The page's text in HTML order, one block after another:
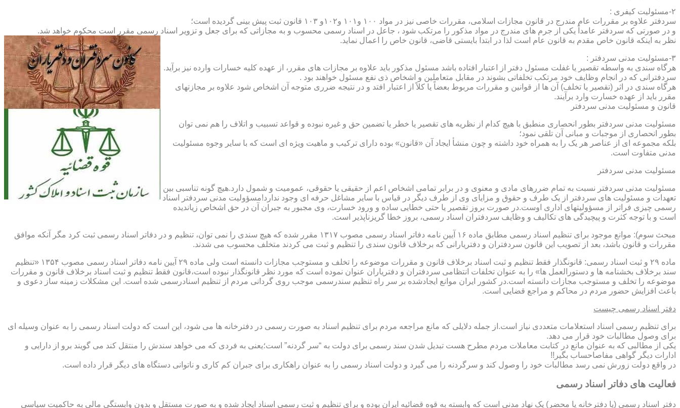
۲-مسئولیت کیفری :
سردفتر علاوه بر مقررات عام مندرج در قانون مجازات اسلامی، مقررات خاصی نیز در مواد ۱۰۰ و۱۰۱ و۱۰۲و ۱۰۳ قانون ثبت پیش بینی گردیده است؛
و در صورتی که سردفتر عامداً یکی از جرم های مندرج در مواد مذکور را مرتکب شود ، جاعل در اسناد رسمی محسوب و به مجازاتی که برای جعل و تزویر اسناد رسمی مقرر است محکوم خواهد شد.
نظر به اینکه قانون خاص مقدم به قانون عام است لذا در ابتدا بایستی قاضی، قانون خاص را اعمال نماید.
۳-مسئولیت مدنی سردفتر :
هرگاه سندی به واسطه تقصیر یا غفلت مسئول دفتر از اعتبار افتاده باشد مسئول مذکور باید علاوه بر مجازات های مقرر، از عهده کلیه خسارات وارده نیز برآید.
سردفترانی که در انجام وظایف خود مرتکب تخلفاتی بشوند در مقابل متعاملین و اشخاص ذی نفع مسئول خواهند بود .
هرگاه سندی در اثر (تقصیر یا تخلف) آن ها از قوانین و مقررات مربوط بعضاً یا کلاً از اعتبار افتد و در نتیجه ضرری متوجه آن اشخاص شود علاوه بر مجازتهای
مقرر باید از عهده خسارت وارد برآیند.
قانون و مسئولیت مدنی سردفتر
مسئولیت مدنی سردفتر بطور انحصاری منطبق با هیچ کدام از نظریه های تقصیر یا خطر یا تضمین حق و غیره نبوده و قواعد تسبیب و اتلاف را هم نمی توان
بطور انحصاری از موجبات و مبانی آن تلقی نمود؛
بلکه مجموعه ای از عناصر هر یک را به همراه خود داشته و چون منشأ ایجاد آن «قانون» بوده دارای ترکیب و ماهیت ویژه ای است که با سایر وجوه مسئولیت
مدنی متفاوت است.
مسئولیت مدنی سردفتر
مسئولیت مدنی سردفتر نسبت به تمام ضررهای مادی و معنوی و در برابر تمامی اشخاص اعم از حقیقی یا حقوقی، عمومیت و شمول دارد.هیچ گونه تناسبی بین
تعهدات و مسئولیت های سردفتر از یک طرف و حقوق و مزایای وی از طرف دیگر در قیاس با سایر مشاغل حرفه ای وجود ندارد!مسؤولیت مدنی سردفتر اسناد
رسمی چیزی فراتر از مسؤولیتهای اداری اوست.در صورت بروز تقصیر یا حتی خطایی ساده و ورود خسارت، وی مجبور به جبران آن در حق اشخاص زیاندیده
است و با توجه کثرت و پیچیدگی های تکالیف و وظایف سردفتران اسناد رسمی، بروز خطا گریزناپذیر است.
مبحث سوم): موانع موجود برای تنظیم اسناد رسمی مطابق ماده ۱۶ آیین نامه دفاتر اسناد رسمی مصوب ۱۳۱۷ مقرر شده که هیچ سندی را نمی توان، تنظیم و در دفاتر اسناد رسمی ثبت کرد مگر آنکه موافق
مقررات و قانون باشد، بعد از تصویب این قانون سردفتران و دفتریارانی که برخلاف قانون سندی را تنظیم و ثبت می کردند متخلف محسوب می شدند.
ماده ۲۹ و ثبت اسناد رسمی: قانونگذار فقط تنظیم و ثبت اسناد برخلاف قانون و مقررات موضوعه را تخلف و مستوجب مجازات دانسته است ولی ماده ۲۹ آیین نامه دفاتر اسناد رسمی مصوب ۱۳۵۴ «تنظیم
سند برخلاف بخشنامه ها و دستورالعمل ها» را به عنوان تخلفات انتظامی سردفتران و دفتریاران عنوان نموده است که مورد نظر قانونگذار نبوده است،قانون فقط تنظیم و ثبت اسناد برخلاف قانون و مقررات
موضوعه را تخلف و مستوجب مجازات دانسته است.در کشور ایران موانع ایجادشده بر سر راه تنظیم سندرسمی موجب روی گردانی مردم از تنظیم اسنادرسمی شده است. این مشکلات زمینه ساز دعوی و
باعث افزایش حضور مردم در محاکم و مراجع قضایی است.
دفتر اسناد رسمی چیست
برای تنظیم رسمی اسناد استعلامات متعددی نیاز است.از جمله دلایلی که مانع مراجعه مردم برای تنظیم اسناد به صورت رسمی در دفترخانه ها می شود، این است که دولت اسناد رسمی را به عنوان وسیله ای
برای وصول مطالبات خود قرار می دهد.
یکی از مطالبی که به عنوان مانع در کتابت معاملات مردم مطرح هست تبدیل شدن سند رسمی برای دولت به “سر گردنه” است؛یعنی به فردی که می خواهد سندش را منتقل کند می گویند برو از دارایی و
ادارات دیگر گواهی مفاصاحساب بگیر!!
در واقع دولت زورش نمی رسد مطالبات خود را وصول کند و سرگردنه را می گیرد و دولت اسناد رسمی را به عنوان راهکاری برای جبران کم کاری و ناتوانی دستگاه های دیگر قرار داده است.
فعالیت های دفاتر اسناد رسمی
دفتر اسناد رسمی (یا دفترخانه یا محضر) یک نهاد مدنی است که وابسته به قوه قضائیه ایران بوده و برای تنظیم و ثبت رسمی اسناد ایجاد شده و به صورت مستقل و بدون وابستگی مالی به حاکمیت سیاسی